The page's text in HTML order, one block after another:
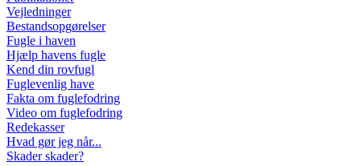
Vejledninger
Bestandsopgørelser
Fugle i haven
Hjælp havens fugle
Kend din rovfugl
Fuglevenlig have
Fakta om fuglefodring
Video om fuglefodring
Redekasser
Hvad gør jeg når...
Skader skader?